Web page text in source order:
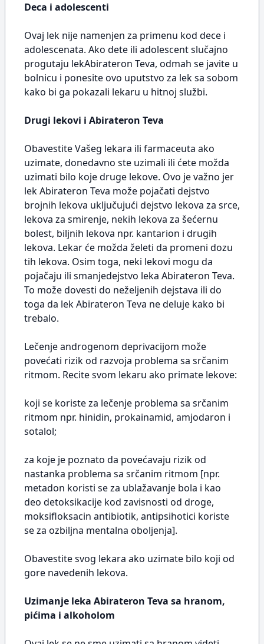
Deca i adolescenti
Ovaj lek nije namenjen za primenu kod dece i
adolescenata. Ako dete ili adolescent slučajno
progutaju lekAbirateron Teva, odmah se javite u
bolnicu i ponesite ovo uputstvo za lek sa sobom
kako bi ga pokazali lekaru u hitnoj službi.
Drugi lekovi i Abirateron Teva
Obavestite Vašeg lekara ili farmaceuta ako
uzimate, donedavno ste uzimali ili ćete možda
uzimati bilo koje druge lekove. Ovo je važno jer
lek Abirateron Teva može pojačati dejstvo
brojnih lekova uključujući dejstvo lekova za srce,
lekova za smirenje, nekih lekova za šećernu
bolest, biljnih lekova npr. kantarion i drugih
lekova. Lekar će možda želeti da promeni dozu
tih lekova. Osim toga, neki lekovi mogu da
pojačaju ili smanjedejstvo leka Abirateron Teva.
To može dovesti do neželjenih dejstava ili do
toga da lek Abirateron Teva ne deluje kako bi
trebalo.
Lečenje androgenom deprivacijom može
povećati rizik od razvoja problema sa srčanim
ritmom. Recite svom lekaru ako primate lekove:
koji se koriste za lečenje problema sa srčanim
ritmom npr. hinidin, prokainamid, amjodaron i
sotalol;
za koje je poznato da povećavaju rizik od
nastanka problema sa srčanim ritmom [npr.
metadon koristi se za ublažavanje bola i kao
deo detoksikacije kod zavisnosti od droge,
moksifloksacin antibiotik, antipsihotici koriste
se za ozbiljna mentalna oboljenja].
Obavestite svog lekara ako uzimate bilo koji od
gore navedenih lekova.
Uzimanje leka Abirateron Teva sa hranom,
pićima i alkoholom